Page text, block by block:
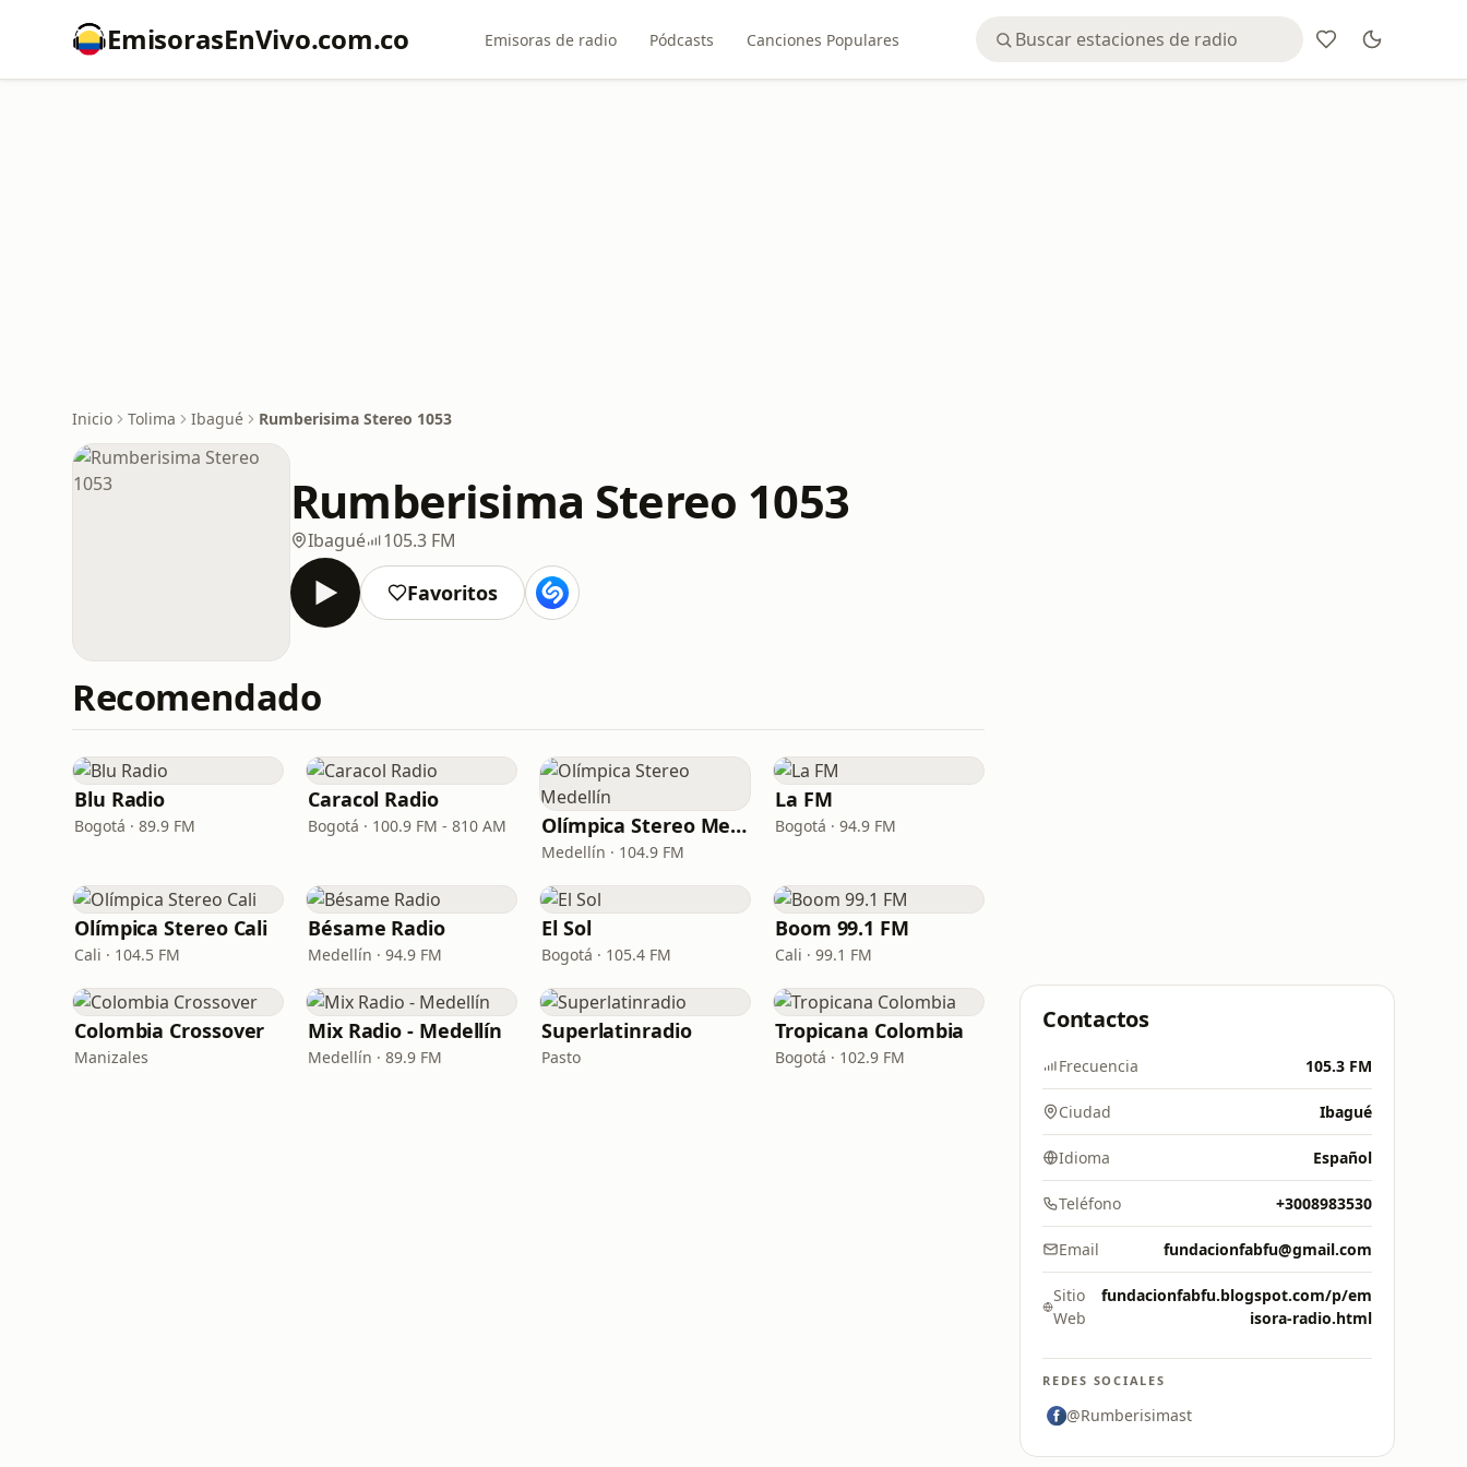
EmisorasEnVivo.com.co Emisoras de radio Pódcasts Canciones Populares
Inicio Tolima Ibagué Rumberisima Stereo 1053
Rumberisima Stereo 1053
Ibagué 105.3 FM
Favoritos
Recomendado
Blu Radio
Bogotá · 89.9 FM
Caracol Radio
Bogotá · 100.9 FM - 810 AM Olímpica Stereo Medellín
Medellín · 104.9 FM
La FM
Bogotá · 94.9 FM
Olímpica Stereo Cali
Cali · 104.5 FM
Bésame Radio
Medellín · 94.9 FM
El Sol
Bogotá · 105.4 FM
Boom 99.1 FM
Cali · 99.1 FM
Colombia Crossover
Manizales
Mix Radio - Medellín
Medellín · 89.9 FM
Superlatinradio
Pasto
Tropicana Colombia
Bogotá · 102.9 FM
Contactos
Frecuencia 105.3 FM
Ciudad Ibagué
Idioma Español
Teléfono +3008983530
Email fundacionfabfu@gmail.com
Sitio
Web
fundacionfabfu.blogspot.com/p/em
isora-radio.html
REDES SOCIALES
@Rumberisimast